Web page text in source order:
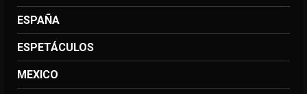
ESPAÑA
ESPETÁCULOS
MEXICO